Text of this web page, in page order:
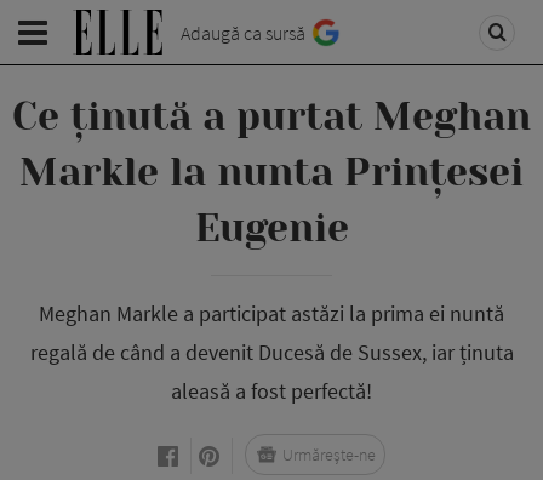
Adaugă ca sursă
Ce ținută a purtat Meghan
Markle la nunta Prințesei
Eugenie
Meghan Markle a participat astăzi la prima ei nuntă
regală de când a devenit Ducesă de Sussex, iar ținuta
aleasă a fost perfectă!
Urmărește-ne